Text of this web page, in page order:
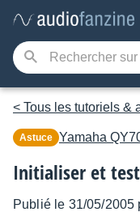
< Tous les tutoriels &
Astuce Yamaha
Initialiser et
Publié le 31/05/2005